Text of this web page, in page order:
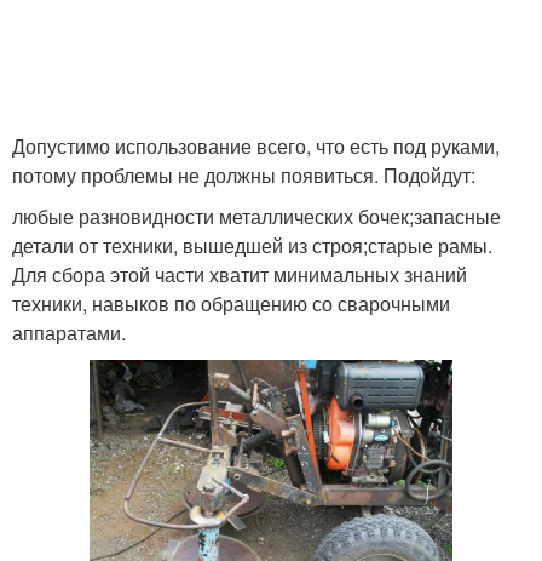
Допустимо использование всего, что есть под руками,
потому проблемы не должны появиться. Подойдут:
любые разновидности металлических бочек;запасные
детали от техники, вышедшей из строя;старые рамы.
Для сбора этой части хватит минимальных знаний
техники, навыков по обращению со сварочными
аппаратами.